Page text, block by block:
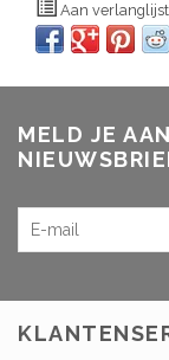
Aan
MELD JE